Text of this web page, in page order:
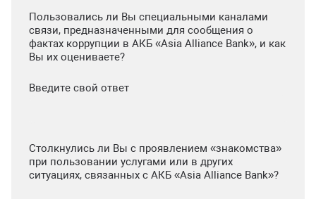
Пользовались ли Вы специальными каналами
связи, предназначенными для сообщения о
фактах коррупции в АКБ «Asia Alliance Bank», и как
Вы их оцениваете?
Введите свой ответ
Столкнулись ли Вы с проявлением «знакомства»
при пользовании услугами или в других
ситуациях, связанных с АКБ «Asia Alliance Bank»?